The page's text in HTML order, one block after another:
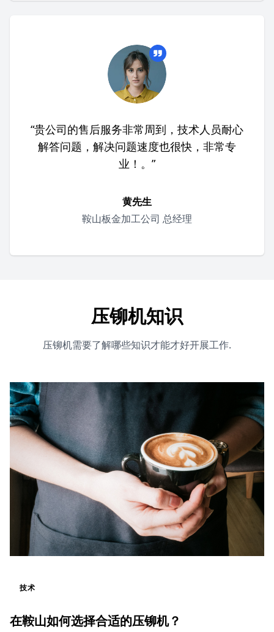
“贵公司的售后服务非常周到，技术人员耐心
解答问题，解决问题速度也很快，非常专
业！。”
黄先生
鞍山板金加工公司 总经理
压铆机知识
压铆机需要了解哪些知识才能才好开展工作.
技术
在鞍山如何选择合适的压铆机？